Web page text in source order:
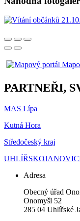
PARTNEŘI,
MAS Lípa
Kutná Hora
Středočeský kraj
Adresa
Obecný úřad
Onomyšl 52
285 04 Uhlířské